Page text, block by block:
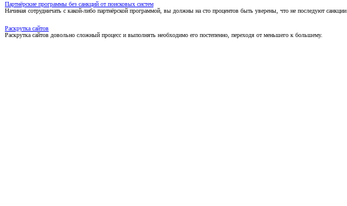
Партнёрские программы без санкций от поисковых систем
Начиная сотрудничать с какой-либо партнёрской программой, вы должны на сто процентов быть уверены, что не последуют
Раскрутка сайтов
Раскрутка сайтов довольно сложный процесс и выполнять необходимо его постепенно, переходя от меньшего к большему.